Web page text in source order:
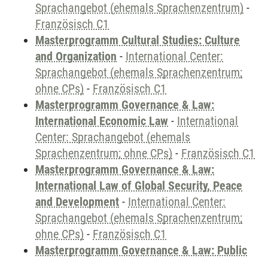
Sprachangebot (ehemals Sprachenzentrum) -
Französisch C1
Masterprogramm Cultural Studies: Culture
and Organization - International Center:
Sprachangebot (ehemals Sprachenzentrum;
ohne CPs) - Französisch C1
Masterprogramm Governance & Law:
International Economic Law - International
Center: Sprachangebot (ehemals
Sprachenzentrum; ohne CPs) - Französisch C1
Masterprogramm Governance & Law:
International Law of Global Security, Peace
and Development - International Center:
Sprachangebot (ehemals Sprachenzentrum;
ohne CPs) - Französisch C1
Masterprogramm Governance & Law: Public